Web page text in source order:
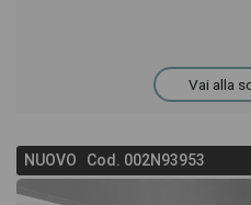
Vai alla
NUOVO Cod. 002N93953